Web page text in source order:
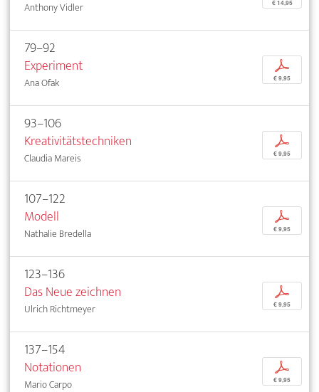
Anthony Vidler € 14,95
79–92
Experiment
Ana Ofak
p
€ 9,95
93–106
Kreativitätstechniken
Claudia Mareis
p
€ 9,95
107–122
Modell
Nathalie Bredella
p
€ 9,95
123–136
Das Neue zeichnen
Ulrich Richtmeyer
p
€ 9,95
137–154
Notationen
Mario Carpo
p
€ 9,95